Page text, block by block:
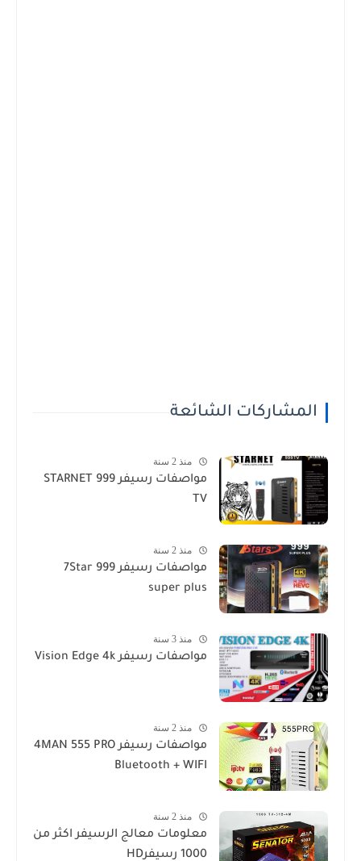
المشاركات الشائعة
منذ 2 سنة
مواصفات رسيفر STARNET 999
TV
منذ 2 سنة
مواصفات رسيفر 7Star 999
super plus
منذ 3 سنة
مواصفات رسيفر Vision Edge 4k
منذ 2 سنة
مواصفات رسيفر 4MAN 555 PRO
Bluetooth + WIFI
منذ 2 سنة
معلومات معالج الرسيفر اكثر من
1000 رسيفرHD